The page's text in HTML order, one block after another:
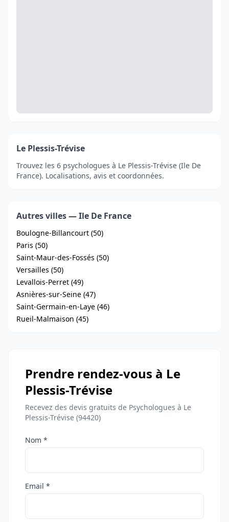
Le Plessis-Trévise
Trouvez les 6 psychologues à Le Plessis-Trévise (Ile De
France). Localisations, avis et coordonnées.
Autres villes — Ile De France
Boulogne-Billancourt (50)
Paris (50)
Saint-Maur-des-Fossés (50)
Versailles (50)
Levallois-Perret (49)
Asnières-sur-Seine (47)
Saint-Germain-en-Laye (46)
Rueil-Malmaison (45)
Prendre rendez-vous à Le
Plessis-Trévise
Recevez des devis gratuits de Psychologues à Le
Plessis-Trévise (94420)
Nom *
Email *